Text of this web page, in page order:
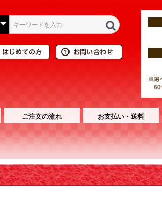
ご注文の流れ お支払い・送料